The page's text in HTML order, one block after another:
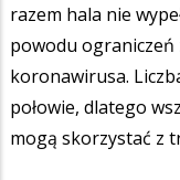
razem hala nie
powodu ograniczeń
koronawirusa.
połowie, dlatego
mogą skorzystać z